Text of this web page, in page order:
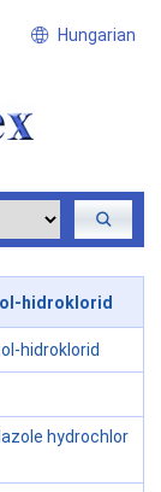
Hungarian
hidroklorid
hidroklorid
hydrochlor